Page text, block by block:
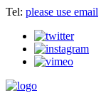
Tel: please use email